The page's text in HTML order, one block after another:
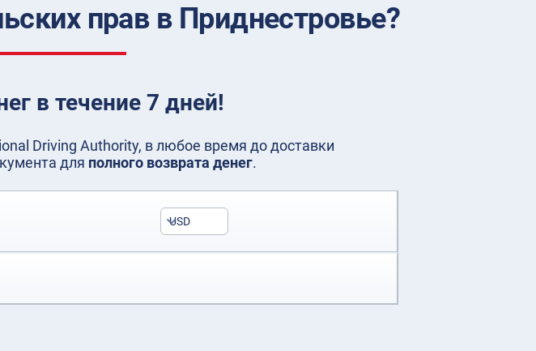
прав в Приднестровье?
в течение 7 дней!
Driving Authority, в любое время до доставки
для полного возврата денег.
USD